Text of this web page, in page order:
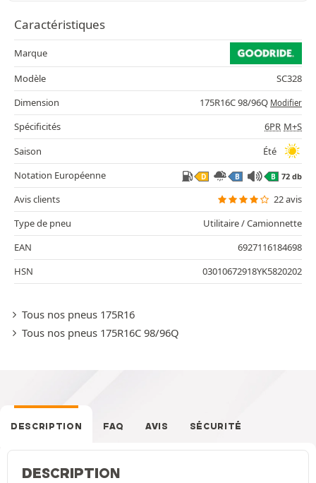
Caractéristiques
Marque
Modèle
SC328
Dimension
175R16C 98/96Q Modifier
Spécificités 6PR M+S
Saison
Été
Notation Européenne
D B B 72 db
Avis clients
22 avis
Type de pneu
Utilitaire / Camionnette
EAN
6927116184698
HSN
03010672918YK5820202
Tous nos pneus 175R16
Tous nos pneus 175R16C 98/96Q
DESCRIPTION FAQ AVIS SÉCURITÉ
DESCRIPTION